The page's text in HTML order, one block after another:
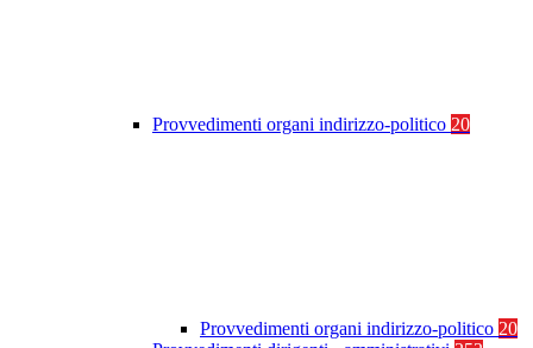
Provvedimenti organi indirizzo-politico 20
Provvedimenti organi indirizzo-politico 20